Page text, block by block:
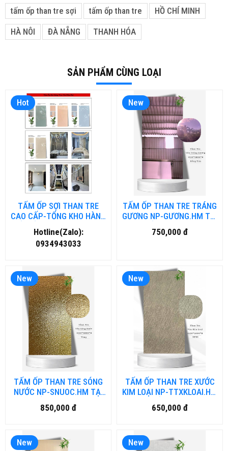
tấm ốp than tre sợi tấm ốp than tre HỒ CHÍ MINH
HÀ NÔI ĐÀ NẴNG THANH HÓA
SẢN PHẨM CÙNG LOẠI
Hot
TẤM ỐP SỢI THAN TRE
CAO CẤP-TỔNG KHO HÀNG
TẤM ỐP THAN TRE TẠI ĐÀ
NẴNG
Hotline(Zalo):
0934943033
New
TẤM ỐP THAN TRE TRÁNG
GƯƠNG NP-GƯƠNG.HM TẠI
HỒ CHÍ MINH
750,000 đ
New
TẤM ỐP THAN TRE SÓNG
NƯỚC NP-SNUOC.HM TẠI
HỒ CHÍ MINH
850,000 đ
New
TẤM ỐP THAN TRE XƯỚC
KIM LOẠI NP-TTXKLOAI.HM
TẠI HỒ CHÍ MINH
650,000 đ
New New